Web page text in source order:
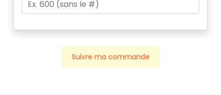
Suivre ma commande